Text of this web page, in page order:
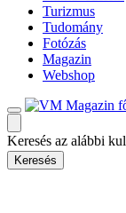
Turizmus
Tudomány
Fotózás
Magazin
Webshop
Keresés az alábbi